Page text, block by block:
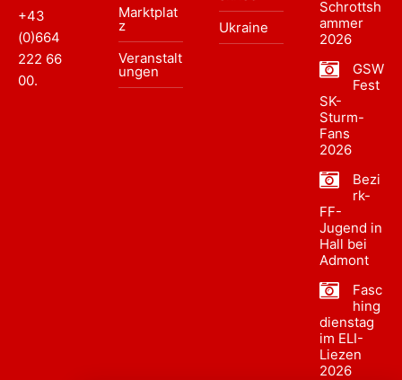
+43
(0)664
222 66
00.
Marktplat
z
Veranstalt
ungen
Ukraine
Schrottsh
ammer
2026
GSW
Fest
SK-
Sturm-
Fans
2026
Bezi
rk-
FF-
Jugend in
Hall bei
Admont
Fasc
hing
dienstag
im ELI-
Liezen
2026